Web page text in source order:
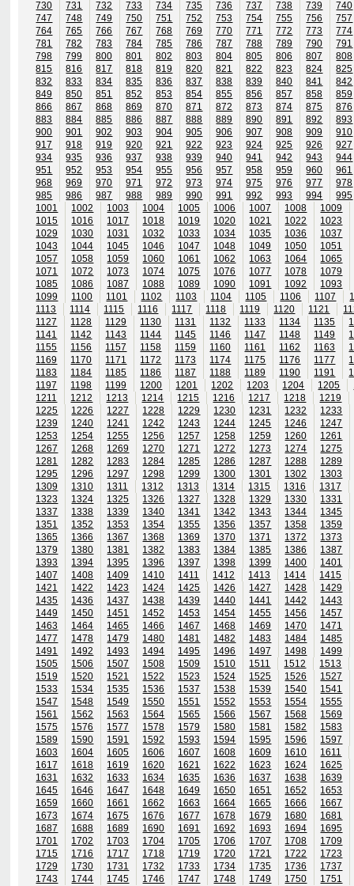
730 731 732 733 734 735 736 737 738 739
740
747
748 749 750 751 752 753 754 755 756
757
764
765 766 767 768 769 770 771 772 773
774
781
782 783 784 785 786 787 788 789 790
791
798
799 800 801 802 803 804 805 806 807
808
815
816 817 818 819 820 821 822 823 824
825
832
833 834 835 836 837 838 839 840 841
842
849
850 851 852 853 854 855 856 857 858
859
866
867 868 869 870 871 872 873 874 875
876
883
884 885 886 887 888 889 890 891 892
893
900
901 902 903 904 905 906 907 908 909
910
917
918 919 920 921 922 923 924 925 926
927
934
935 936 937 938 939 940 941 942 943
944
951
952 953 954 955 956 957 958 959 960
961
968
969 970 971 972 973 974 975 976 977
978
985
986 987 988 989 990 991 992 993 994
995
1001
1002 1003 1004 1005 1006 1007 1008
1009
1015
1016 1017 1018 1019 1020 1021 1022
1023
1029
1030 1031 1032 1033 1034 1035 1036
1037
1043
1044 1045 1046 1047 1048 1049 1050
1051
1057
1058 1059 1060 1061 1062 1063 1064
1065
1071
1072 1073 1074 1075 1076 1077 1078
1079
1085
1086 1087 1088 1089 1090 1091 1092
1093
1099
1100 1101 1102 1103 1104 1105 1106 1107
1113
1114 1115 1116 1117 1118 1119 1120 1121
1127
1128 1129 1130 1131 1132 1133 1134 1135
1141
1142 1143 1144 1145 1146 1147 1148 1149
1155
1156 1157 1158 1159 1160 1161 1162 1163
1169
1170 1171 1172 1173 1174 1175 1176 1177
1183
1184 1185 1186 1187 1188 1189 1190 1191
1197
1198 1199 1200 1201 1202 1203 1204 1205
1211
1212 1213 1214 1215 1216 1217 1218
1219
1225
1226 1227 1228 1229 1230 1231 1232
1233
1239
1240 1241 1242 1243 1244 1245 1246
1247
1253
1254 1255 1256 1257 1258 1259 1260
1261
1267
1268 1269 1270 1271 1272 1273 1274
1275
1281
1282 1283 1284 1285 1286 1287 1288
1289
1295
1296 1297 1298 1299 1300 1301 1302
1303
1309
1310 1311 1312 1313 1314 1315 1316
1317
1323
1324 1325 1326 1327 1328 1329 1330
1331
1337
1338 1339 1340 1341 1342 1343 1344
1345
1351
1352 1353 1354 1355 1356 1357 1358
1359
1365
1366 1367 1368 1369 1370 1371 1372
1373
1379
1380 1381 1382 1383 1384 1385 1386
1387
1393
1394 1395 1396 1397 1398 1399 1400
1401
1407
1408 1409 1410 1411 1412 1413 1414
1415
1421
1422 1423 1424 1425 1426 1427 1428
1429
1435
1436 1437 1438 1439 1440 1441 1442
1443
1449
1450 1451 1452 1453 1454 1455 1456
1457
1463
1464 1465 1466 1467 1468 1469 1470
1471
1477
1478 1479 1480 1481 1482 1483 1484
1485
1491
1492 1493 1494 1495 1496 1497 1498
1499
1505
1506 1507 1508 1509 1510 1511 1512
1513
1519
1520 1521 1522 1523 1524 1525 1526
1527
1533
1534 1535 1536 1537 1538 1539 1540
1541
1547
1548 1549 1550 1551 1552 1553 1554
1555
1561
1562 1563 1564 1565 1566 1567 1568
1569
1575
1576 1577 1578 1579 1580 1581 1582
1583
1589
1590 1591 1592 1593 1594 1595 1596
1597
1603
1604 1605 1606 1607 1608 1609 1610
1611
1617
1618 1619 1620 1621 1622 1623 1624
1625
1631
1632 1633 1634 1635 1636 1637 1638
1639
1645
1646 1647 1648 1649 1650 1651 1652
1653
1659
1660 1661 1662 1663 1664 1665 1666
1667
1673
1674 1675 1676 1677 1678 1679 1680
1681
1687
1688 1689 1690 1691 1692 1693 1694
1695
1701
1702 1703 1704 1705 1706 1707 1708
1709
1715
1716 1717 1718 1719 1720 1721 1722
1723
1729
1730 1731 1732 1733 1734 1735 1736
1737
1743
1744 1745 1746 1747 1748 1749 1750 1751